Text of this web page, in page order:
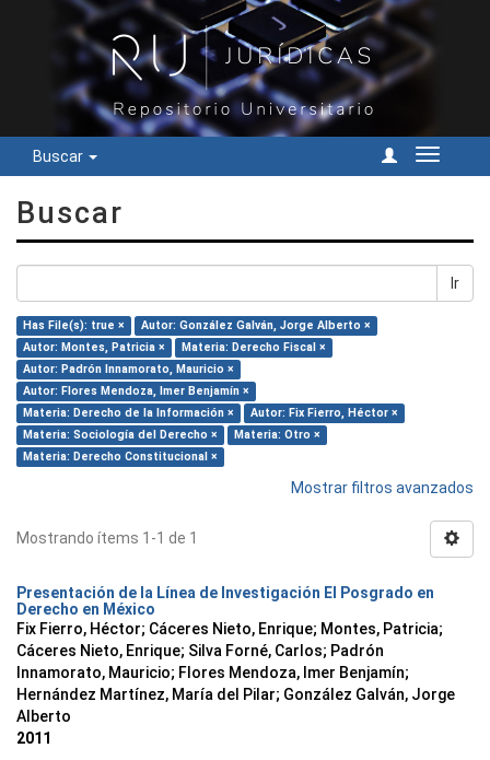
Buscar
Cambiar
Buscar
Ir
Has File(s): true ×
Autor: González Galván, Jorge Alberto ×
Autor: Montes, Patricia ×
Materia: Derecho Fiscal ×
Autor: Padrón Innamorato, Mauricio ×
Autor: Flores Mendoza, Imer Benjamín ×
Materia: Derecho de la Información ×
Autor: Fix Fierro, Héctor ×
Materia: Sociología del Derecho ×
Materia: Otro ×
Materia: Derecho Constitucional ×
Mostrar filtros avanzados
Mostrando ítems 1-1 de 1
Presentación de la Línea de Investigación El Posgrado en
Derecho en México
Fix Fierro, Héctor; Cáceres Nieto, Enrique; Montes, Patricia;
Cáceres Nieto, Enrique; Silva Forné, Carlos; Padrón
Innamorato, Mauricio; Flores Mendoza, Imer Benjamín;
Hernández Martínez, María del Pilar; González Galván, Jorge
Alberto
2011